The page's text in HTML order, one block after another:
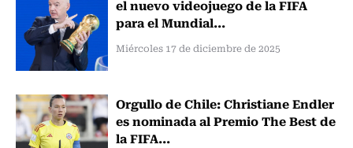
el nuevo videojuego de la FIFA
para el Mundial...
Miércoles 17 de diciembre de 2025
Orgullo de Chile: Christiane Endler
es nominada al Premio The Best de
la FIFA...